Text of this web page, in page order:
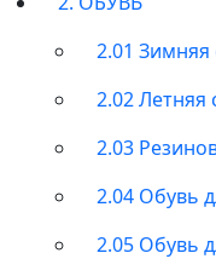
2.01 Зимняя
2.02 Летняя
2.03
2.04 Обувь
2.05 Обувь